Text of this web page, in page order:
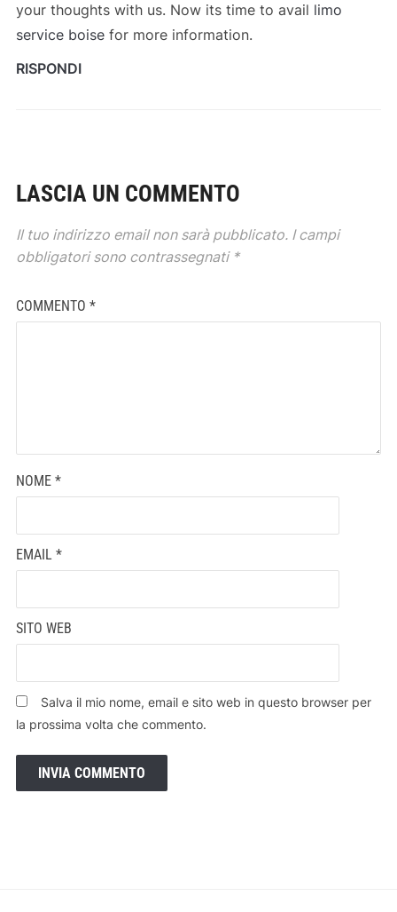
your thoughts with us. Now its time to avail limo
service boisefor more information.
RISPONDI
LASCIA UN COMMENTO
Il tuo indirizzo email non sarà pubblicato. I campi
obbligatori sono contrassegnati *
COMMENTO *
NOME *
EMAIL *
SITO WEB
Salva il mio nome, email e sito web in questo browser per
la prossima volta che commento.